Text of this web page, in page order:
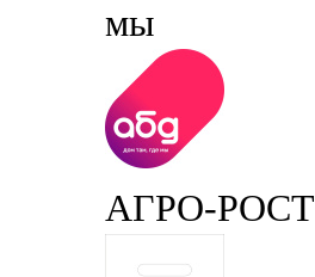
мы
АГРО-РОСТ